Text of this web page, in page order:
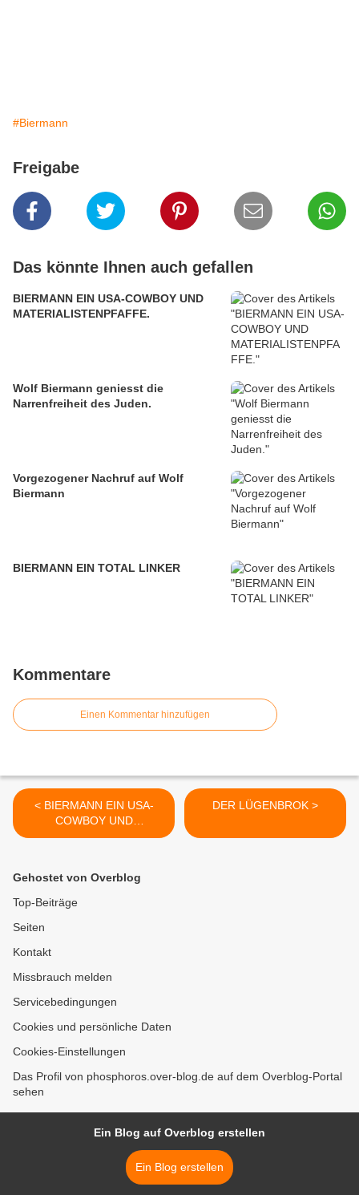
#Biermann
Freigabe
Das könnte Ihnen auch gefallen
BIERMANN EIN USA-COWBOY UND
MATERIALISTENPFAFFE.
Wolf Biermann geniesst die
Narrenfreiheit des Juden.
Vorgezogener Nachruf auf Wolf
Biermann
BIERMANN EIN TOTAL LINKER
Kommentare
Einen Kommentar hinzufügen
< BIERMANN EIN USA-
COWBOY UND
MATERIALISTENPFAFFE.
DER LÜGENBROK >
Gehostet von Overblog
Top-Beiträge
Seiten
Kontakt
Missbrauch melden
Servicebedingungen
Cookies und persönliche Daten
Cookies-Einstellungen
Das Profil von phosphoros.over-blog.de auf dem Overblog-Portal
sehen
Ein Blog auf Overblog erstellen
Ein Blog erstellen